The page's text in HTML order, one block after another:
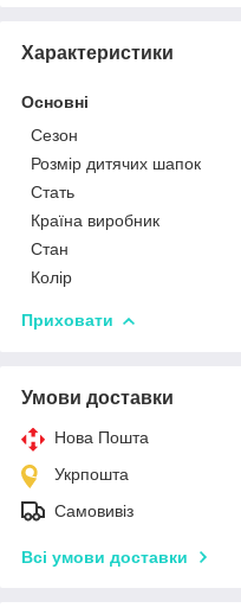
Характеристики
Основні
Сезон
Розмір дитячих шапок
Стать
Країна виробник
Стан
Колір
Приховати
Умови доставки
Нова Пошта
Укрпошта
Самовивіз
Всі умови доставки